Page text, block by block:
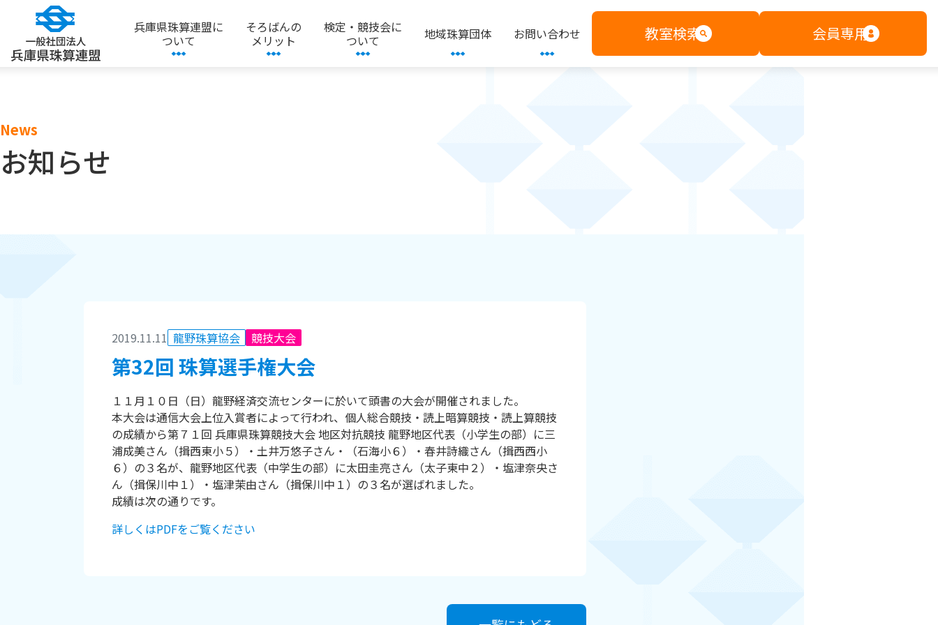
News
お知らせ
2019.11.11 龍野珠算協会 競技大会
第32回 珠算選手権大会
１１月１０日（日）龍野経済交流センターに於いて頭書の大会が開催されました。
本大会は通信大会上位入賞者によって行われ、個人総合競技・読上暗算競技・読上算競技
の成績から第７１回 兵庫県珠算競技大会 地区対抗競技 龍野地区代表（小学生の部）に三
浦成美さん（揖西東小５）・土井万悠子さん・（石海小６）・春井詩織さん（揖西西小
６）の３名が、龍野地区代表（中学生の部）に太田圭亮さん（太子東中２）・塩津奈央さ
ん（揖保川中１）・塩津茉由さん（揖保川中１）の３名が選ばれました。
成績は次の通りです。
詳しくはPDFをご覧ください
兵庫県珠算連盟に
ついて
そろばんの
メリット
検定・競技会に
ついて
地域珠算団体 お問い合わせ 教室検索 会員専用